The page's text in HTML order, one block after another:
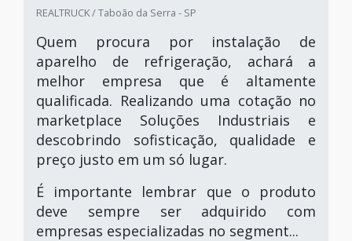
REALTRUCK / Taboão da Serra - SP
Quem procura por instalação de
aparelho de refrigeração, achará a
melhor empresa que é altamente
qualificada. Realizando uma cotação no
marketplace Soluções Industriais e
descobrindo sofisticação, qualidade e
preço justo em um só lugar.
É importante lembrar que o produto
deve sempre ser adquirido com
empresas especializadas no segment...